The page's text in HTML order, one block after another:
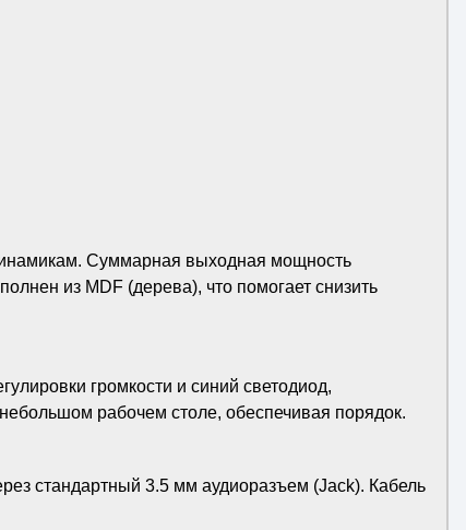
Суммарная выходная мощность
из MDF (дерева), что помогает снизить
громкости и синий светодиод,
рабочем столе, обеспечивая порядок.
стандартный 3.5 мм аудиоразъем (Jack). Кабель